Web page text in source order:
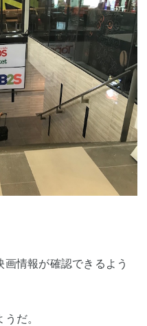
情報が確認できるよう
だ。